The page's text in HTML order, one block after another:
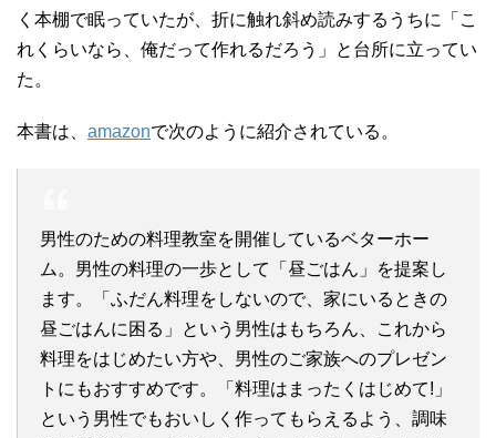
く本棚で眠っていたが、折に触れ斜め読みするうちに「こ
れくらいなら、俺だって作れるだろう」と台所に立ってい
た。
本書は、 amazonで次のように紹介されている。
男性のための料理教室を開催しているベターホー
ム。男性の料理の一歩として「昼ごはん」を提案し
ます。「ふだん料理をしないので、家にいるときの
昼ごはんに困る」という男性はもちろん、これから
料理をはじめたい方や、男性のご家族へのプレゼン
トにもおすすめです。「料理はまったくはじめて!」
という男性でもおいしく作ってもらえるよう、調味